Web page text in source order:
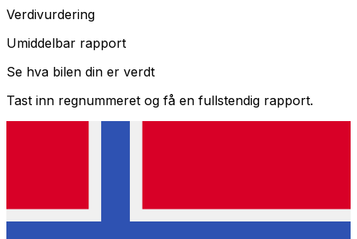
Verdivurdering
Umiddelbar rapport
Se hva bilen din er verdt
Tast inn regnummeret og få en fullstendig rapport.